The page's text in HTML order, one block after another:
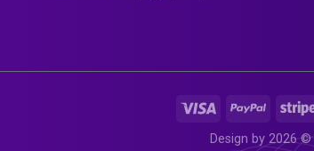
Design by 2026 ©